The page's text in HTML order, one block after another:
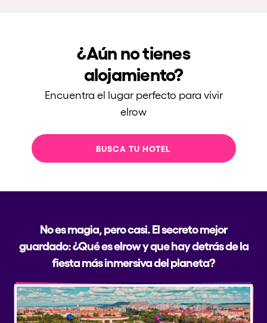
¿Aún no tienes
alojamiento?
Encuentra el lugar perfecto para vivir
elrow
BUSCA TU HOTEL
No es magia, pero casi. El secreto mejor
guardado: ¿Qué es elrow y que hay detrás de la
fiesta más inmersiva del planeta?